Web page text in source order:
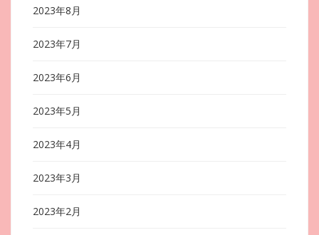
2023年8月
2023年7月
2023年6月
2023年5月
2023年4月
2023年3月
2023年2月